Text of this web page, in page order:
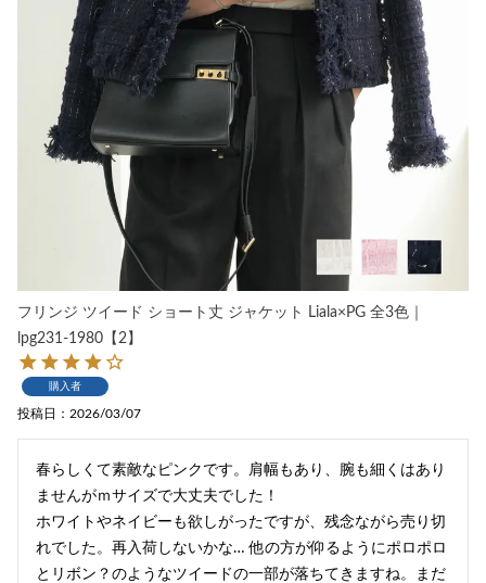
フリンジ ツイード ショート丈 ジャケット Liala×PG 全3色｜
lpg231-1980【2】
購入者
投稿日 2026/03/07
春らしくて素敵なピンクです。肩幅もあり、腕も細くはあり
ませんがｍサイズで大丈夫でした！
ホワイトやネイビーも欲しがったですが、残念ながら売り切
れでした。再入荷しないかな… 他の方が仰るようにポロポロ
とリボン？のようなツイードの一部が落ちてきますね。まだ